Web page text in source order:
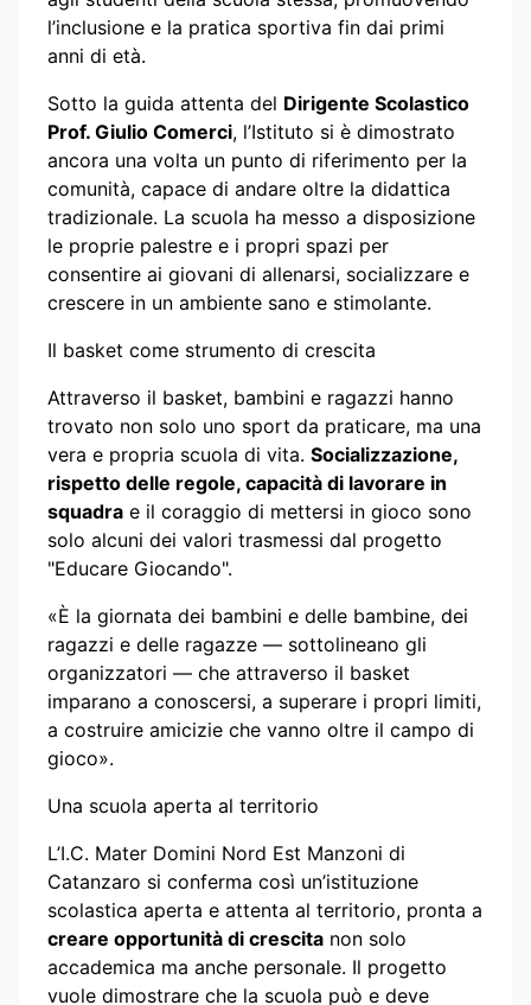
l’inclusione e la pratica sportiva fin dai primi
anni di età.
Sotto la guida attenta del Dirigente Scolastico
Prof. Giulio Comerci, l’Istituto si è dimostrato
ancora una volta un punto di riferimento per la
comunità, capace di andare oltre la didattica
tradizionale. La scuola ha messo a disposizione
le proprie palestre e i propri spazi per
consentire ai giovani di allenarsi, socializzare e
crescere in un ambiente sano e stimolante.
Il basket come strumento di crescita
Attraverso il basket, bambini e ragazzi hanno
trovato non solo uno sport da praticare, ma una
vera e propria scuola di vita. Socializzazione,
rispetto delle regole, capacità di lavorare in
squadra e il coraggio di mettersi in gioco sono
solo alcuni dei valori trasmessi dal progetto
"Educare Giocando".
«È la giornata dei bambini e delle bambine, dei
ragazzi e delle ragazze — sottolineano gli
organizzatori — che attraverso il basket
imparano a conoscersi, a superare i propri limiti,
a costruire amicizie che vanno oltre il campo di
gioco».
Una scuola aperta al territorio
L’I.C. Mater Domini Nord Est Manzoni di
Catanzaro si conferma così un’istituzione
scolastica aperta e attenta al territorio, pronta a
creare opportunità di crescita non solo
accademica ma anche personale. Il progetto
vuole dimostrare che la scuola può e deve